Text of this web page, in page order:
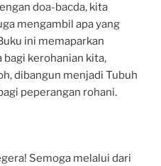
doa-bacda, kita
mengambil apa yang
ini memaparkan
bagi kerohanian kita,
dibangun menjadi Tubuh
peperangan rohani.
Semoga melalui dari